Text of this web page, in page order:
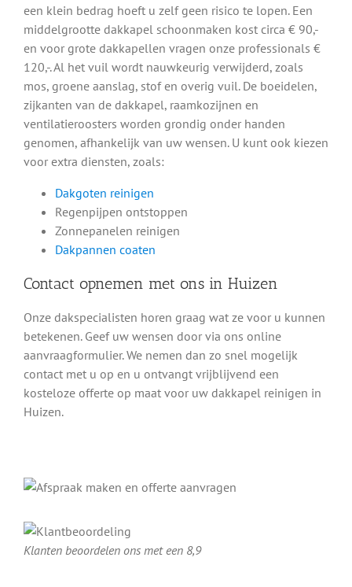
Zo makkelijk werkt het
Plaats uw aanvraag
Makkelijk via ons online formulier
Ontvang onze gratis offerte
Plan een afspraak in
Offerte akkoord? Maak een afspraak ツ
Geheel vrijblijvend - Beveiligd verzonden
Bekijk ons op YouTube
een klein bedrag hoeft u zelf geen risico te lopen. Een
middelgrootte dakkapel schoonmaken kost circa € 90,-
en voor grote dakkapellen vragen onze professionals €
120,-. Al het vuil wordt nauwkeurig verwijderd, zoals
mos, groene aanslag, stof en overig vuil. De boeidelen,
zijkanten van de dakkapel, raamkozijnen en
ventilatieroosters worden grondig onder handen
genomen, afhankelijk van uw wensen. U kunt ook kiezen
voor extra diensten, zoals:
Dakgoten reinigen
Regenpijpen ontstoppen
Zonnepanelen reinigen
Dakpannen coaten
Contact opnemen met ons in Huizen
Onze dakspecialisten horen graag wat ze voor u kunnen
betekenen. Geef uw wensen door via ons online
aanvraagformulier. We nemen dan zo snel mogelijk
contact met u op en u ontvangt vrijblijvend een
kosteloze offerte op maat voor uw dakkapel reinigen in
Huizen.
Klanten beoordelen ons met een 8,9